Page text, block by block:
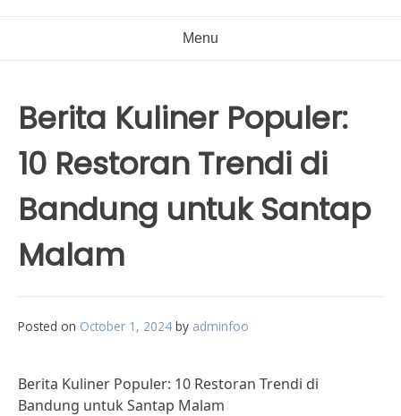
Menu
Berita Kuliner Populer:
10 Restoran Trendi di
Bandung untuk Santap
Malam
Posted on October 1, 2024 by adminfoo
Berita Kuliner Populer: 10 Restoran Trendi di
Bandung untuk Santap Malam